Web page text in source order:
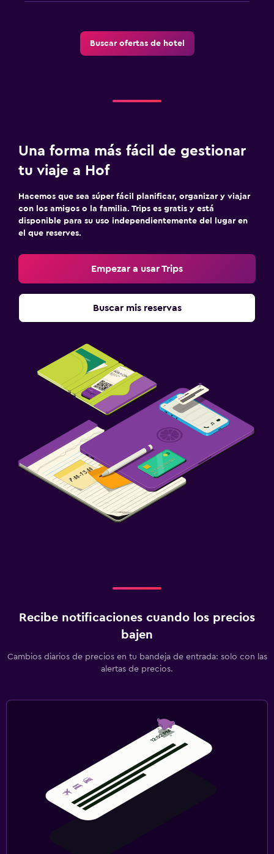
Buscar ofertas de hotel
Una forma más fácil de gestionar
tu viaje a Hof
Hacemos que sea súper fácil planificar, organizar y viajar
con los amigos o la familia. Trips es gratis y está
disponible para su uso independientemente del lugar en
el que reserves.
Empezar a usar Trips
Buscar mis reservas
Recibe notificaciones cuando los precios
bajen
Cambios diarios de precios en tu bandeja de entrada: solo con las
alertas de precios.